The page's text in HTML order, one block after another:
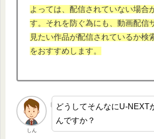
よっては、配信されていない場合
す。それを防ぐ為にも、動画配信
見たい作品が配信されているか検
をおすすめします。
しん
どうしてそんなにU-NEXT
んですか？